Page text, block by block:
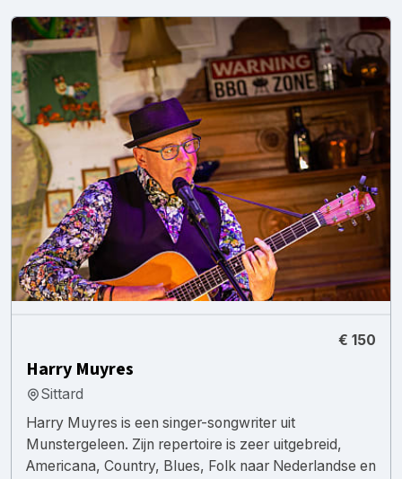
€ 150
Harry Muyres
Sittard
Harry Muyres is een singer-songwriter uit
Munstergeleen. Zijn repertoire is zeer uitgebreid,
Americana, Country, Blues, Folk naar Nederlandse en